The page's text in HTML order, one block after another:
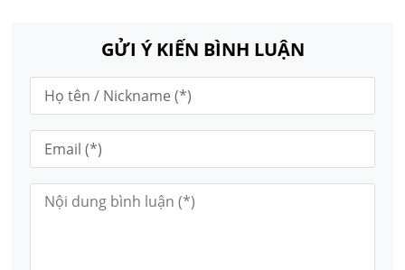
GỬI Ý KIẾN BÌNH LUẬN